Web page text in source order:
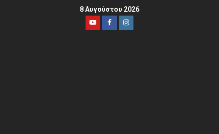
8 Αυγούστου 2026